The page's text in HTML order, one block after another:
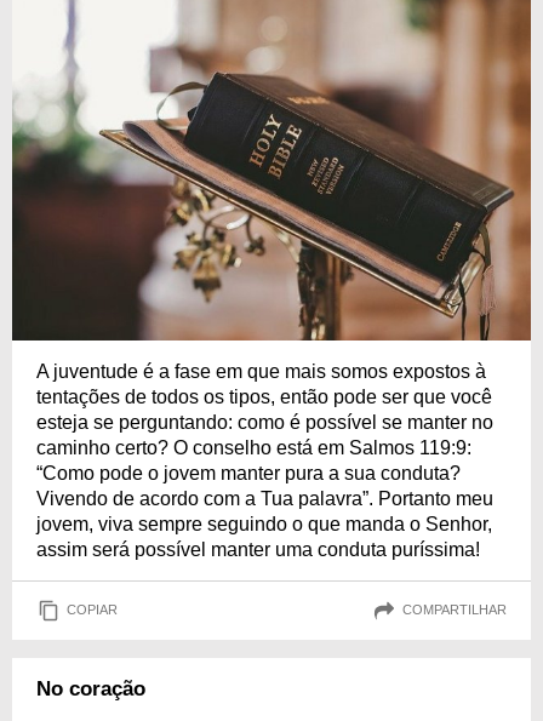
A juventude é a fase em que mais somos expostos à
tentações de todos os tipos, então pode ser que você
esteja se perguntando: como é possível se manter no
caminho certo? O conselho está em Salmos 119:9:
“Como pode o jovem manter pura a sua conduta?
Vivendo de acordo com a Tua palavra”. Portanto meu
jovem, viva sempre seguindo o que manda o Senhor,
assim será possível manter uma conduta puríssima!
COPIAR COMPARTILHAR
No coração